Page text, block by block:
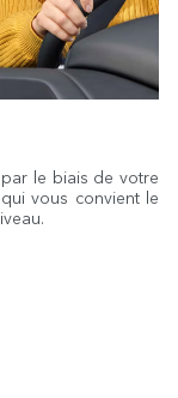
le biais de votre
vous convient le